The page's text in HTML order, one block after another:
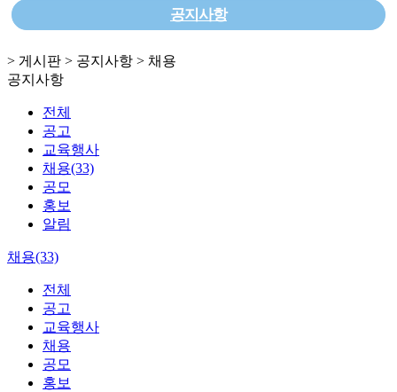
공지사항
> 게시판 > 공지사항 > 채용
공지사항
전체
공고
교육행사
채용(33)
공모
홍보
알림
채용(33)
전체
공고
교육행사
채용
공모
홍보